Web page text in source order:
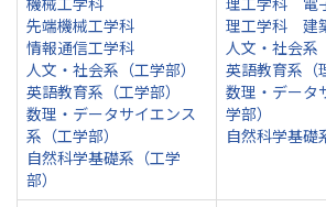
先端機械工学科
情報通信工学科
人文・社会系（工学部）
英語教育系（工学部）
数理・データサイエンス
系（工学部）
自然科学基礎系（工学
部）
理工学科 建
人文・社会系
英語教育系（
数理・データ
学部）
自然科学基礎